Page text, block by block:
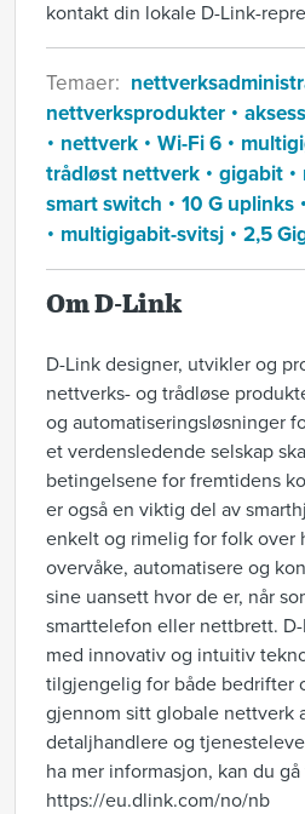
kontakt din lokale D-Link-
Temaer:
nettverksprodukter
nettverk
Wi-Fi 6
trådløst nettverk
gigabit
smart switch
10 G uplinks
multigigabit-svitsj
2,5
Om D-Link
D-Link designer, utvikler og
nettverks- og trådløse
og automatiseringsløsninger
et verdensledende selskap
betingelsene for fremtidens
er også en viktig del av
enkelt og rimelig for folk over
overvåke, automatisere og
sine uansett hvor de er, når
smarttelefon eller nettbrett.
med innovativ og intuitiv
tilgjengelig for både bedrifter
gjennom sitt globale nettverk
detaljhandlere og
ha mer informasjon, kan du gå
https://eu.dlink.com/no/nb